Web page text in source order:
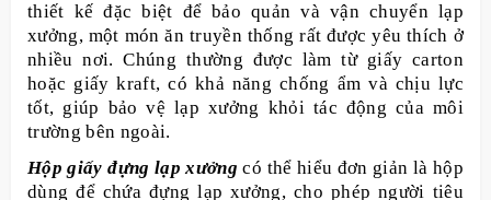
thiết kế đặc biệt để bảo quản và vận chuyển lạp
xưởng, một món ăn truyền thống rất được yêu thích ở
nhiều nơi. Chúng thường được làm từ giấy carton
hoặc giấy kraft, có khả năng chống ẩm và chịu lực
tốt, giúp bảo vệ lạp xưởng khỏi tác động của môi
trường bên ngoài.
Hộp giấy đựng lạp xưởng có thể hiểu đơn giản là hộp
dùng để chứa đựng lạp xưởng, cho phép người tiêu